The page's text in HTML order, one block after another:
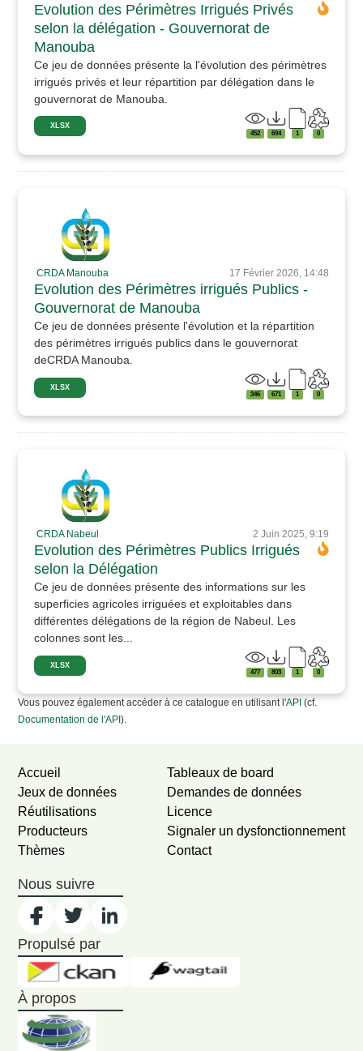
Evolution des Périmètres Irrigués Privés
selon la délégation - Gouvernorat de
Manouba
Ce jeu de données présente la l'évolution des périmètres
irrigués privés et leur répartition par délégation dans le
gouvernorat de Manouba.
XLSX
452 694 1 0
CRDA Manouba 17 Février 2026, 14:48
Evolution des Périmètres irrigués Publics -
Gouvernorat de Manouba
Ce jeu de données présente l'évolution et la répartition
des périmètres irrigués publics dans le gouvernorat
deCRDA Manouba.
XLSX
346 671 1 0
CRDA Nabeul 2 Juin 2025, 9:19
Evolution des Périmètres Publics Irrigués
selon la Délégation
Ce jeu de données présente des informations sur les
superficies agricoles irriguées et exploitables dans
différentes délégations de la région de Nabeul. Les
colonnes sont les...
XLSX
477 803 1 0
Vous pouvez également accéder à ce catalogue en utilisant l'API (cf.
Documentation de l'API).
Accueil
Jeux de données
Réutilisations
Producteurs
Thèmes
Tableaux de board
Demandes de données
Licence
Signaler un dysfonctionnement
Contact
Nous suivre
Propulsé par
À propos